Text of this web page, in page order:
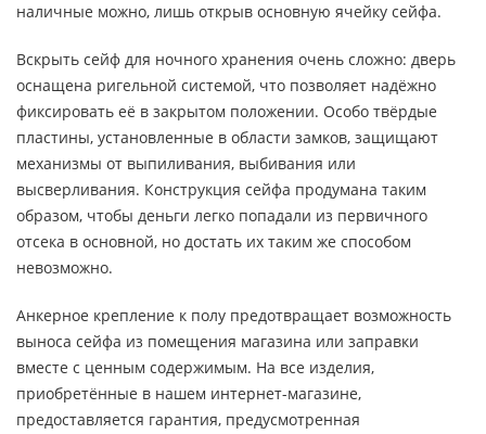
наличные можно, лишь открыв основную ячейку сейфа.
Вскрыть сейф для ночного хранения очень сложно: дверь
оснащена ригельной системой, что позволяет надёжно
фиксировать её в закрытом положении. Особо твёрдые
пластины, установленные в области замков, защищают
механизмы от выпиливания, выбивания или
высверливания. Конструкция сейфа продумана таким
образом, чтобы деньги легко попадали из первичного
отсека в основной, но достать их таким же способом
невозможно.
Анкерное крепление к полу предотвращает возможность
выноса сейфа из помещения магазина или заправки
вместе с ценным содержимым. На все изделия,
приобретённые в нашем интернет-магазине,
предоставляется гарантия, предусмотренная